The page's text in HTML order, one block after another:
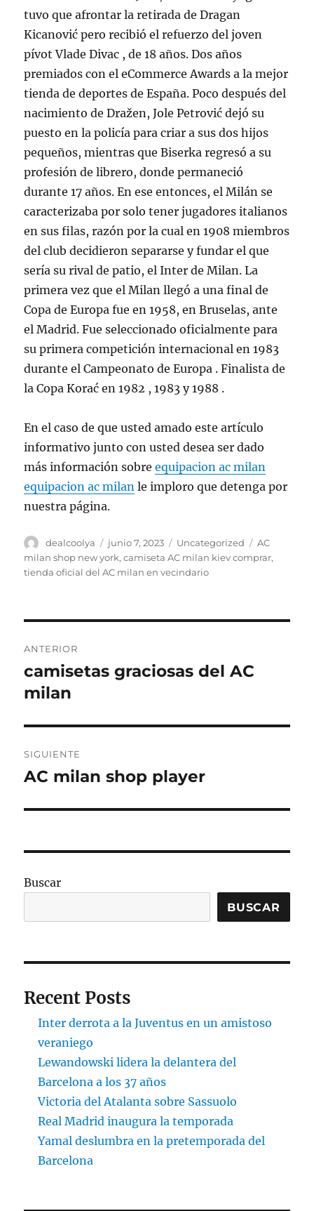
tuvo que afrontar la retirada de Dragan
Kicanović pero recibió el refuerzo del joven
pívot Vlade Divac , de 18 años. Dos años
premiados con el eCommerce Awards a la mejor
tienda de deportes de España. Poco después del
nacimiento de Dražen, Jole Petrović dejó su
puesto en la policía para criar a sus dos hijos
pequeños, mientras que Biserka regresó a su
profesión de librero, donde permaneció
durante 17 años. En ese entonces, el Milán se
caracterizaba por solo tener jugadores italianos
en sus filas, razón por la cual en 1908 miembros
del club decidieron separarse y fundar el que
sería su rival de patio, el Inter de Milan. La
primera vez que el Milan llegó a una final de
Copa de Europa fue en 1958, en Bruselas, ante
el Madrid. Fue seleccionado oficialmente para
su primera competición internacional en 1983
durante el Campeonato de Europa . Finalista de
la Copa Korać en 1982 , 1983 y 1988 .
En el caso de que usted amado este artículo
informativo junto con usted desea ser dado
más información sobreequipacion ac milan
equipacion ac milan le imploro que detenga por
nuestra página.
Autor
dealcoolya
Publicado
el
junio 7, 2023 Categorías
Uncategorized Etiquetas
AC
milan shop new york,camiseta AC milan kiev comprar,
tienda oficial del AC milan en vecindario
de
entradas
ANTERIOR
Entrada
anterior:
camisetas graciosas del AC
milan
SIGUIENTE
Entrada
AC milan shop player
Buscar
BUSCAR
Recent Posts
Inter derrota a la Juventus en un amistoso
veraniego
Lewandowski lidera la delantera del
Barcelona a los 37 años
Victoria del Atalanta sobre Sassuolo
Real Madrid inaugura la temporada
Yamal deslumbra en la pretemporada del
Barcelona